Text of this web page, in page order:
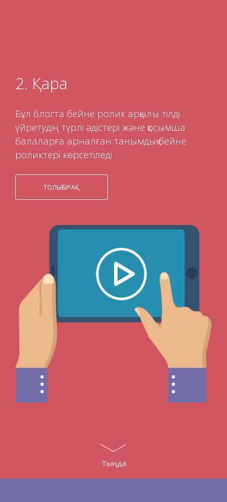
2. Қара
Бұл блогта бейне ролик арқылы тілді
үйретудің түрлі әдістері және қосымша
балаларға арналған танымдық бейне
роликтері көрсетіледі
ТОЛЫҒЫРАҚ
Тыңда